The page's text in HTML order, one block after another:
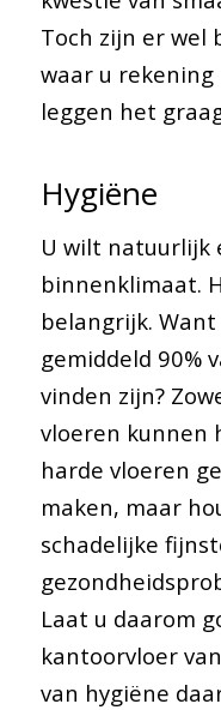
Toch zijn er wel
waar u rekening
leggen het
Hygiëne
U wilt natuurlijk
binnenklimaat.
belangrijk.
gemiddeld 90%
vinden zijn?
vloeren kunnen
harde vloeren
maken, maar
schadelijke
Laat u daarom
kantoorvloer
van hygiëne